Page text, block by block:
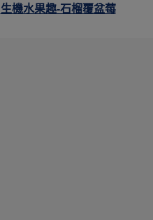
生機水果趣-石榴覆盆莓